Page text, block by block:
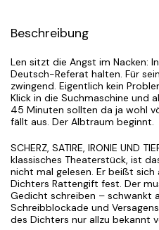
Beschreibung
Len sitzt die Angst im Nacken:
Deutsch-Referat halten. Für
zwingend. Eigentlich kein
Klick in die Suchmaschine und
45 Minuten sollten da ja wohl
fällt aus. Der Albtraum beginnt.
SCHERZ, SATIRE, IRONIE UND
klassisches Theaterstück, ist
nicht mal gelesen. Er beißt
Dichters Rattengift fest. Der
Gedicht schreiben – schwankt
Schreibblockade und
des Dichters nur allzu bekannt